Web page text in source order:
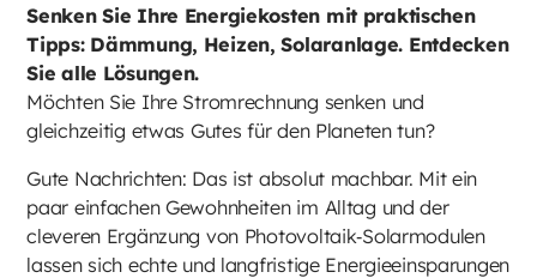
Senken Sie Ihre Energiekosten mit praktischen
Tipps: Dämmung, Heizen, Solaranlage. Entdecken
Sie alle Lösungen.
Möchten Sie Ihre Stromrechnung senken und
gleichzeitig etwas Gutes für den Planeten tun?
Gute Nachrichten: Das ist absolut machbar. Mit ein
paar einfachen Gewohnheiten im Alltag und der
cleveren Ergänzung von Photovoltaik‑Solarmodulen
lassen sich echte und langfristige Energieeinsparungen